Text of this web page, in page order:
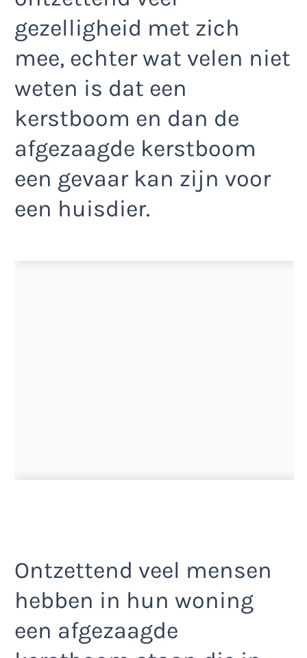
gezelligheid met zich
mee, echter wat velen niet
weten is dat een
kerstboom en dan de
afgezaagde kerstboom
een gevaar kan zijn voor
een huisdier.
Ontzettend veel mensen
hebben in hun woning
een afgezaagde